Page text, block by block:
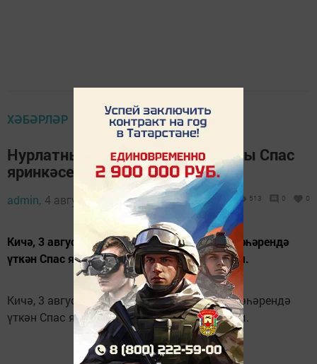
ХӘБӘРЛӘР
Нурлатның “Ветеран” халык хоры Спас
яринкәсендә катнашты
admin, 4 август 2019 - 14:19 513 0 0
Кичә, 3 августта, “Ветеран” хоры Алабуга шәһәрендә
үткән Спас ярминкәсендә катнашып кайтты.
Кичә, 3 августта, “Ветеран” хоры Алабуга шәһәрендә
үткән Спас ярминкәсендә катнашып кайтты.